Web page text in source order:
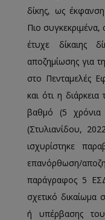
δίκης, ως
Πιο
έτυχε δίκαιης
αποζημίωσης για
στο Πενταμελές
και ότι η
βαθμό (5
(Στυλιανίδου,
ισχυρίστηκε
επανόρθωση/
παράγραφος 5
σχετικό δικαίωμα
ή υπέρβασης